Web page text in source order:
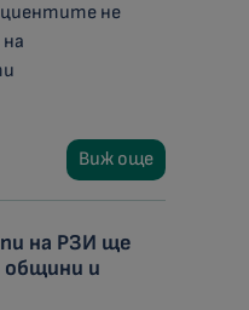
не
Виж още
на РЗИ ще
общини и